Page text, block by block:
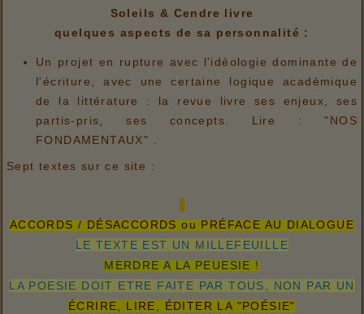
Soleils & Cendre livre
quelques aspects de sa personnalité :
Un projet en rupture avec l'idéologie dominante de
l'écriture, avec une certaine logique académique
de la littérature : la revue livre ses enjeux, ses
partis-pris, ses concepts. Lire : "NOS
FONDAMENTAUX" .
Sept textes sur ce site :
ACCORDS / DÉSACCORDS ou PRÉFACE AU DIALOGUE
LE TEXTE EST UN MILLEFEUILLE
MERDRE A LA PEUESIE !
LA POESIE DOIT ETRE FAITE PAR TOUS, NON PAR UN
ÉCRIRE, LIRE, ÉDITER LA "POÉSIE"